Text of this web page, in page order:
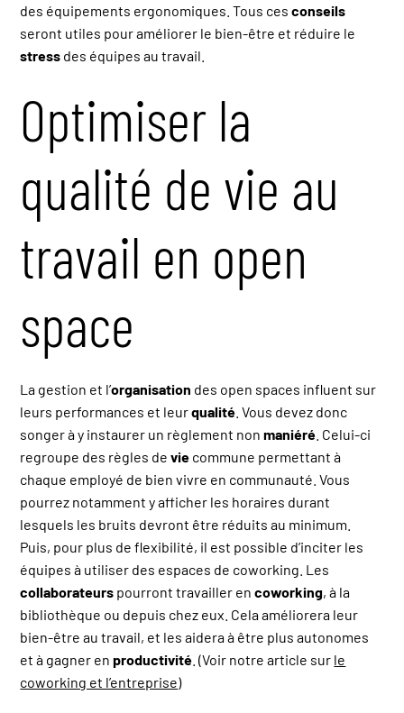
des équipements ergonomiques. Tous cesconseils
seront utiles pour améliorer le bien-être et réduire le
stress des équipes au travail.
Optimiser la
qualité de vie au
travail en open
space
La gestion et l’organisation des open spaces influent sur
leurs performances et leurqualité . Vous devez donc
songer à y instaurer un règlement nonmaniéré . Celui-ci
regroupe des règles devie commune permettant à
chaque employé de bien vivre en communauté. Vous
pourrez notamment y afficher les horaires durant
lesquels les bruits devront être réduits au minimum.
Puis, pour plus de flexibilité, il est possible d’inciter les
équipes à utiliser des espaces de coworking. Les
collaborateurs pourront travailler encoworking, à la
bibliothèque ou depuis chez eux. Cela améliorera leur
bien-être au travail, et les aidera à être plus autonomes
et à gagner enproductivité . (Voir notre article sur le
coworking et l’entreprise)